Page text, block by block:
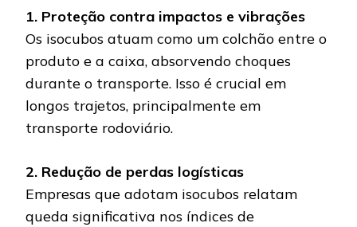
1. Proteção contra impactos e vibrações
Os isocubos atuam como um colchão entre o
produto e a caixa, absorvendo choques
durante o transporte. Isso é crucial em
longos trajetos, principalmente em
transporte rodoviário.
2. Redução de perdas logísticas
Empresas que adotam isocubos relatam
queda significativa nos índices de